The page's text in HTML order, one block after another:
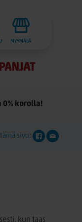
MYYMÄLÄ
0% korolla!
tämä sivu:
kun taas